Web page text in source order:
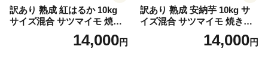
訳あり 熟成 紅はるか 10kg
サイズ混合 サツマイモ 焼き
芋 干し芋 丸干し 冷凍焼き芋
冷やし焼き芋 やきいも 蜜芋
14,000円
訳あり 熟成 安納芋 10kg サ
イズ混合 サツマイモ 焼き芋
干し芋 丸干し 冷凍焼き芋 冷
やし焼き芋 やきいも 蜜芋 ほ
14,000円